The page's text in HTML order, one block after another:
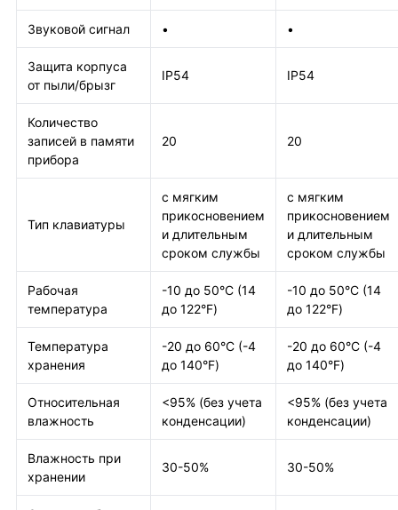
Звуковой сигнал • •
Защита корпуса
от пыли/брызг
IP54 IP54
Количество
записей в памяти
прибора
20 20
Тип клавиатуры
с мягким
прикосновением
и длительным
сроком службы
с мягким
прикосновением
и длительным
сроком службы
Рабочая
температура
-10 до 50°С (14
до 122°F)
-10 до 50°С (14
до 122°F)
Температура
хранения
-20 до 60°С (-4
до 140°F)
-20 до 60°С (-4
до 140°F)
Относительная
влажность
<95% (без учета
конденсации)
<95% (без учета
конденсации)
Влажность при
хранении
30-50% 30-50%